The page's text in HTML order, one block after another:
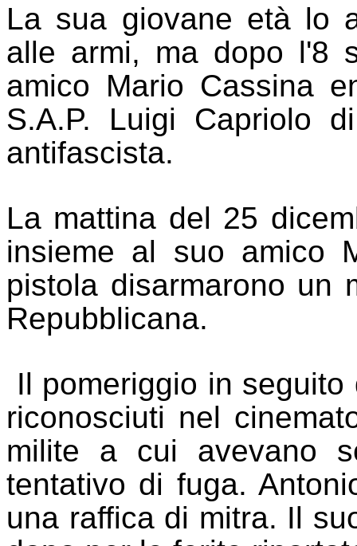
La sua giovane età lo
alle armi, ma dopo l'8
amico Mario Cassina
S.A.P. Luigi Capriolo
antifascista.
La mattina del 25
insieme al suo amico
pistola disarmarono un
Repubblicana.
Il pomeriggio in
riconosciuti nel
milite a cui avevano
tentativo di fuga.
una raffica di mitra. Il